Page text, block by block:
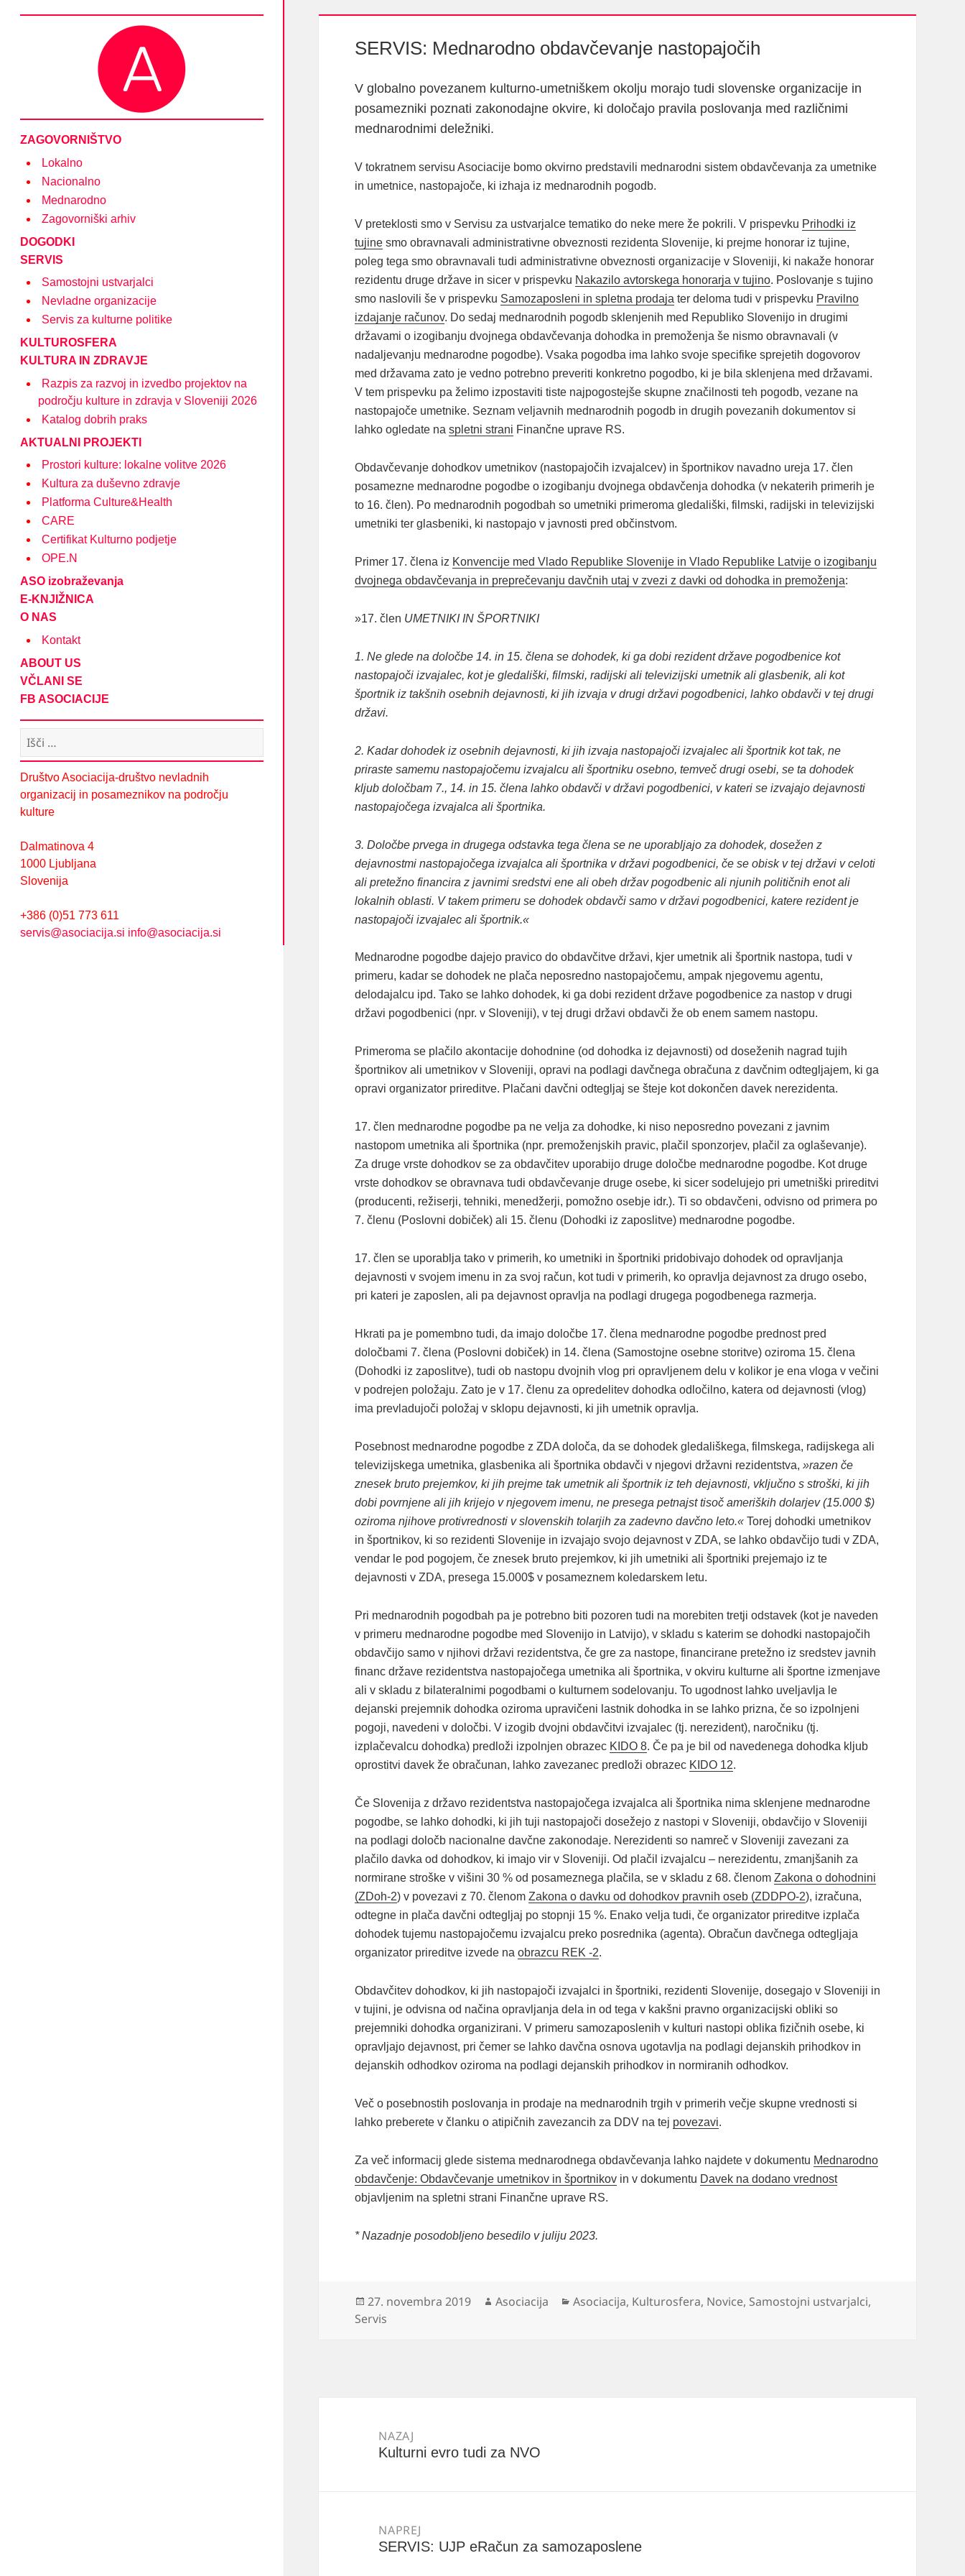
Društvo Asociacija – društvo nevladnih organizacij
in posameznikov na področju kulture
ZAGOVORNIŠTVO
Lokalno
Nacionalno
Mednarodno
Zagovorniški arhiv
DOGODKI
SERVIS
Samostojni ustvarjalci
Nevladne organizacije
Servis za kulturne politike
KULTUROSFERA
KULTURA IN ZDRAVJE
Razpis za razvoj in izvedbo projektov na
področju kulture in zdravja v Sloveniji 2026
Katalog dobrih praks
AKTUALNI PROJEKTI
Prostori kulture: lokalne volitve 2026
Kultura za duševno zdravje
Platforma Culture&Health
CARE
Certifikat Kulturno podjetje
OPE.N
ASO izobraževanja
E-KNJIŽNICA
O NAS
Kontakt
ABOUT US
VČLANI SE
FB ASOCIACIJE
Išči:
Društvo Asociacija-društvo nevladnih
organizacij in posameznikov na področju
kulture
Dalmatinova 4
1000 Ljubljana
Slovenija
+386 (0)51 773 611
servis@asociacija.si info@asociacija.si
SERVIS: Mednarodno obdavčevanje nastopajočih
V globalno povezanem kulturno-umetniškem okolju morajo tudi slovenske organizacije in
posamezniki poznati zakonodajne okvire, ki določajo pravila poslovanja med različnimi
mednarodnimi deležniki.
V tokratnem servisu Asociacije bomo okvirno predstavili mednarodni sistem obdavčevanja za umetnike
in umetnice, nastopajoče, ki izhaja iz mednarodnih pogodb.
V preteklosti smo v Servisu za ustvarjalce tematiko do neke mere že pokrili. V prispevku Prihodki iz
tujinesmo obravnavali administrativne obveznosti rezidenta Slovenije, ki prejme honorar iz tujine,
poleg tega smo obravnavali tudi administrativne obveznosti organizacije v Sloveniji, ki nakaže honorar
rezidentu druge države in sicer v prispevku Nakazilo avtorskega honorarja v tujino. Poslovanje s tujino
smo naslovili še v prispevku Samozaposleni in spletna prodaja ter deloma tudi v prispevku Pravilno
izdajanje računov. Do sedaj mednarodnih pogodb sklenjenih med Republiko Slovenijo in drugimi
državami o izogibanju dvojnega obdavčevanja dohodka in premoženja še nismo obravnavali (v
nadaljevanju mednarodne pogodbe). Vsaka pogodba ima lahko svoje specifike sprejetih dogovorov
med državama zato je vedno potrebno preveriti konkretno pogodbo, ki je bila sklenjena med državami.
V tem prispevku pa želimo izpostaviti tiste najpogostejše skupne značilnosti teh pogodb, vezane na
nastopajoče umetnike. Seznam veljavnih mednarodnih pogodb in drugih povezanih dokumentov si
lahko ogledate na spletni strani Finančne uprave RS.
Obdavčevanje dohodkov umetnikov (nastopajočih izvajalcev) in športnikov navadno ureja 17. člen
posamezne mednarodne pogodbe o izogibanju dvojnega obdavčenja dohodka (v nekaterih primerih je
to 16. člen). Po mednarodnih pogodbah so umetniki primeroma gledališki, filmski, radijski in televizijski
umetniki ter glasbeniki, ki nastopajo v javnosti pred občinstvom.
Primer 17. člena iz Konvencije med Vlado Republike Slovenije in Vlado Republike Latvije o izogibanju
dvojnega obdavčevanja in preprečevanju davčnih utaj v zvezi z davki od dohodka in premoženja:
»17. člen UMETNIKI IN ŠPORTNIKI
1. Ne glede na določbe 14. in 15. člena se dohodek, ki ga dobi rezident države pogodbenice kot
nastopajoči izvajalec, kot je gledališki, filmski, radijski ali televizijski umetnik ali glasbenik, ali kot
športnik iz takšnih osebnih dejavnosti, ki jih izvaja v drugi državi pogodbenici, lahko obdavči v tej drugi
državi.
2. Kadar dohodek iz osebnih dejavnosti, ki jih izvaja nastopajoči izvajalec ali športnik kot tak, ne
priraste samemu nastopajočemu izvajalcu ali športniku osebno, temveč drugi osebi, se ta dohodek
kljub določbam 7., 14. in 15. člena lahko obdavči v državi pogodbenici, v kateri se izvajajo dejavnosti
nastopajočega izvajalca ali športnika.
3. Določbe prvega in drugega odstavka tega člena se ne uporabljajo za dohodek, dosežen z
dejavnostmi nastopajočega izvajalca ali športnika v državi pogodbenici, če se obisk v tej državi v celoti
ali pretežno financira z javnimi sredstvi ene ali obeh držav pogodbenic ali njunih političnih enot ali
lokalnih oblasti. V takem primeru se dohodek obdavči samo v državi pogodbenici, katere rezident je
nastopajoči izvajalec ali športnik.«
Mednarodne pogodbe dajejo pravico do obdavčitve državi, kjer umetnik ali športnik nastopa, tudi v
primeru, kadar se dohodek ne plača neposredno nastopajočemu, ampak njegovemu agentu,
delodajalcu ipd. Tako se lahko dohodek, ki ga dobi rezident države pogodbenice za nastop v drugi
državi pogodbenici (npr. v Sloveniji), v tej drugi državi obdavči že ob enem samem nastopu.
Primeroma se plačilo akontacije dohodnine (od dohodka iz dejavnosti) od doseženih nagrad tujih
športnikov ali umetnikov v Sloveniji, opravi na podlagi davčnega obračuna z davčnim odtegljajem, ki ga
opravi organizator prireditve. Plačani davčni odtegljaj se šteje kot dokončen davek nerezidenta.
17. člen mednarodne pogodbe pa ne velja za dohodke, ki niso neposredno povezani z javnim
nastopom umetnika ali športnika (npr. premoženjskih pravic, plačil sponzorjev, plačil za oglaševanje).
Za druge vrste dohodkov se za obdavčitev uporabijo druge določbe mednarodne pogodbe. Kot druge
vrste dohodkov se obravnava tudi obdavčevanje druge osebe, ki sicer sodelujejo pri umetniški prireditvi
(producenti, režiserji, tehniki, menedžerji, pomožno osebje idr.). Ti so obdavčeni, odvisno od primera po
7. členu (Poslovni dobiček) ali 15. členu (Dohodki iz zaposlitve) mednarodne pogodbe.
17. člen se uporablja tako v primerih, ko umetniki in športniki pridobivajo dohodek od opravljanja
dejavnosti v svojem imenu in za svoj račun, kot tudi v primerih, ko opravlja dejavnost za drugo osebo,
pri kateri je zaposlen, ali pa dejavnost opravlja na podlagi drugega pogodbenega razmerja.
Hkrati pa je pomembno tudi, da imajo določbe 17. člena mednarodne pogodbe prednost pred
določbami 7. člena (Poslovni dobiček) in 14. člena (Samostojne osebne storitve) oziroma 15. člena
(Dohodki iz zaposlitve), tudi ob nastopu dvojnih vlog pri opravljenem delu v kolikor je ena vloga v večini
v podrejen položaju. Zato je v 17. členu za opredelitev dohodka odločilno, katera od dejavnosti (vlog)
ima prevladujoči položaj v sklopu dejavnosti, ki jih umetnik opravlja.
Posebnost mednarodne pogodbe z ZDA določa, da se dohodek gledališkega, filmskega, radijskega ali
televizijskega umetnika, glasbenika ali športnika obdavči v njegovi državni rezidentstva, »razen če
znesek bruto prejemkov, ki jih prejme tak umetnik ali športnik iz teh dejavnosti, vključno s stroški, ki jih
dobi povrnjene ali jih krijejo v njegovem imenu, ne presega petnajst tisoč ameriških dolarjev (15.000 $)
oziroma njihove protivrednosti v slovenskih tolarjih za zadevno davčno leto.« Torej dohodki umetnikov
in športnikov, ki so rezidenti Slovenije in izvajajo svojo dejavnost v ZDA, se lahko obdavčijo tudi v ZDA,
vendar le pod pogojem, če znesek bruto prejemkov, ki jih umetniki ali športniki prejemajo iz te
dejavnosti v ZDA, presega 15.000$ v posameznem koledarskem letu.
Pri mednarodnih pogodbah pa je potrebno biti pozoren tudi na morebiten tretji odstavek (kot je naveden
v primeru mednarodne pogodbe med Slovenijo in Latvijo), v skladu s katerim se dohodki nastopajočih
obdavčijo samo v njihovi državi rezidentstva, če gre za nastope, financirane pretežno iz sredstev javnih
financ države rezidentstva nastopajočega umetnika ali športnika, v okviru kulturne ali športne izmenjave
ali v skladu z bilateralnimi pogodbami o kulturnem sodelovanju. To ugodnost lahko uveljavlja le
dejanski prejemnik dohodka oziroma upravičeni lastnik dohodka in se lahko prizna, če so izpolnjeni
pogoji, navedeni v določbi. V izogib dvojni obdavčitvi izvajalec (tj. nerezident), naročniku (tj.
izplačevalcu dohodka) predloži izpolnjen obrazec KIDO 8. Če pa je bil od navedenega dohodka kljub
oprostitvi davek že obračunan, lahko zavezanec predloži obrazec KIDO 12.
Če Slovenija z državo rezidentstva nastopajočega izvajalca ali športnika nima sklenjene mednarodne
pogodbe, se lahko dohodki, ki jih tuji nastopajoči dosežejo z nastopi v Sloveniji, obdavčijo v Sloveniji
na podlagi določb nacionalne davčne zakonodaje. Nerezidenti so namreč v Sloveniji zavezani za
plačilo davka od dohodkov, ki imajo vir v Sloveniji. Od plačil izvajalcu – nerezidentu, zmanjšanih za
normirane stroške v višini 30 % od posameznega plačila, se v skladu z 68. členom Zakona o dohodnini
(ZDoh-2) v povezavi z 70. členom Zakona o davku od dohodkov pravnih oseb (ZDDPO-2), izračuna,
odtegne in plača davčni odtegljaj po stopnji 15 %. Enako velja tudi, če organizator prireditve izplača
dohodek tujemu nastopajočemu izvajalcu preko posrednika (agenta). Obračun davčnega odtegljaja
organizator prireditve izvede na obrazcu REK -2.
Obdavčitev dohodkov, ki jih nastopajoči izvajalci in športniki, rezidenti Slovenije, dosegajo v Sloveniji in
v tujini, je odvisna od načina opravljanja dela in od tega v kakšni pravno organizacijski obliki so
prejemniki dohodka organizirani. V primeru samozaposlenih v kulturi nastopi oblika fizičnih osebe, ki
opravljajo dejavnost, pri čemer se lahko davčna osnova ugotavlja na podlagi dejanskih prihodkov in
dejanskih odhodkov oziroma na podlagi dejanskih prihodkov in normiranih odhodkov.
Več o posebnostih poslovanja in prodaje na mednarodnih trgih v primerih večje skupne vrednosti si
lahko preberete v članku o atipičnih zavezancih za DDV na tej povezavi.
Za več informacij glede sistema mednarodnega obdavčevanja lahko najdete v dokumentu Mednarodno
obdavčenje: Obdavčevanje umetnikov in športnikovin v dokumentu Davek na dodano vrednost
objavljenim na spletni strani Finančne uprave RS.
* Nazadnje posodobljeno besedilo v juliju 2023.
Objavljeno
dne
27. novembra 2019 Avtor
Asociacija Kategorije
Asociacija, Kulturosfera, Novice, Samostojni ustvarjalci,
Servis
prispevkaNAZAJ
Prejšnji
Kulturni evro tudi za NVO
NAPREJ
Naslednji
SERVIS: UJP eRačun za samozaposlene